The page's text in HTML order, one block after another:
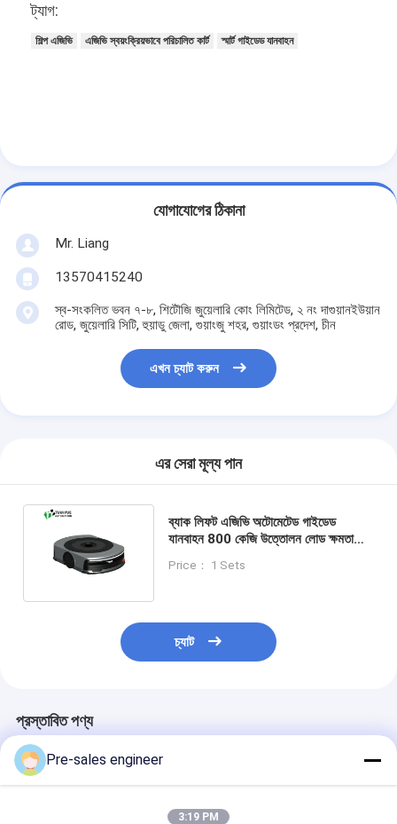
ট্যাগ:
শিল্প এজিভি এজিভি স্বয়ংক্রিয়ভাবে পরিচালিত কার্ট স্মার্ট গাইডেড যানবাহন
যোগাযোগের ঠিকানা
Mr. Liang
13570415240
স্ব-সংকলিত ভবন ৭-৮, শিটৌজি জুয়েলারি কোং লিমিটেড, ২ নং দাগুয়ানইউয়ান
রোড, জুয়েলারি সিটি, হুয়াডু জেলা, গুয়াংজু শহর, গুয়াংডং প্রদেশ, চীন
এখন চ্যাট করুন
এর সেরা মূল্য পান
ব্যাক লিফট এজিভি অটোমেটেড গাইডেড
যানবাহন 800 কেজি উত্তোলন লোড ক্ষমতা
Price： 1 Sets
চ্যাট
প্রস্তাবিত পণ্য
Pre-sales engineer
3:19 PM